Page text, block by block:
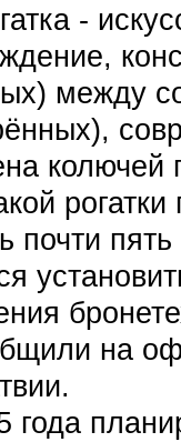
-
между
колючей
рогатки
почти
на